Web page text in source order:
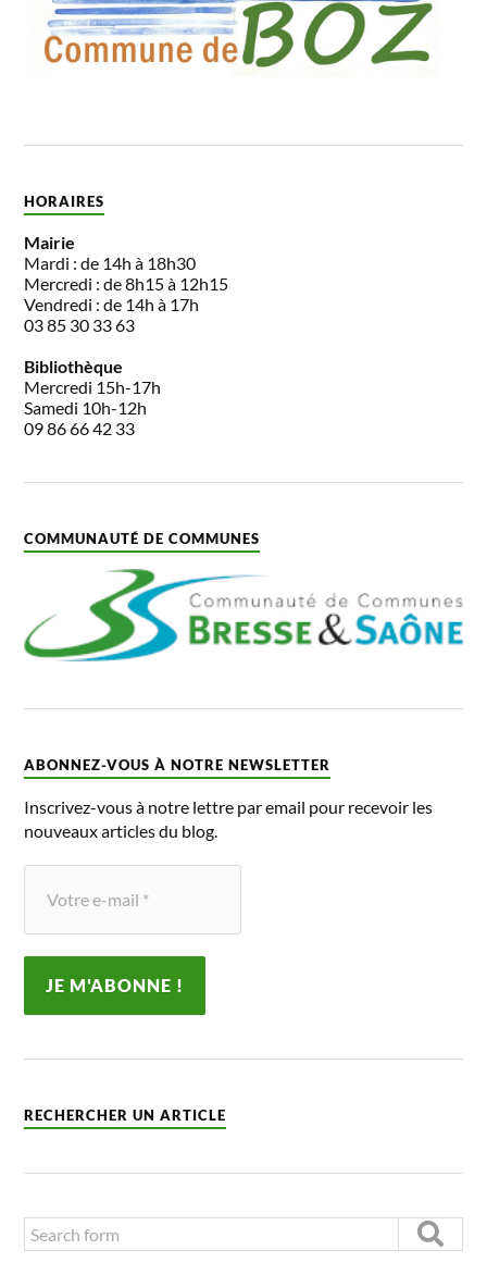
HORAIRES
Mairie
Mardi : de 14h à 18h30
Mercredi : de 8h15 à 12h15
Vendredi : de 14h à 17h
03 85 30 33 63
Bibliothèque
Mercredi 15h-17h
Samedi 10h-12h
09 86 66 42 33
COMMUNAUTÉ DE COMMUNES
ABONNEZ-VOUS À NOTRE NEWSLETTER
Inscrivez-vous à notre lettre par email pour recevoir les
nouveaux articles du blog.
RECHERCHER UN ARTICLE